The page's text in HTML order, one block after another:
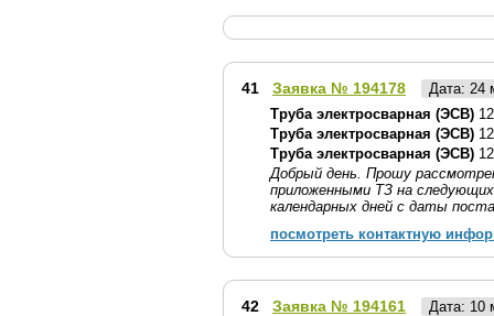
41 Заявка № 194178
Дата: 24
Труба электросварная (ЭСВ)
Труба электросварная (ЭСВ)
Труба электросварная (ЭСВ)
Добрый день. Прошу
приложенными ТЗ на
календарных дней с даты
посмотреть контактную
42 Заявка № 194161
Дата: 10